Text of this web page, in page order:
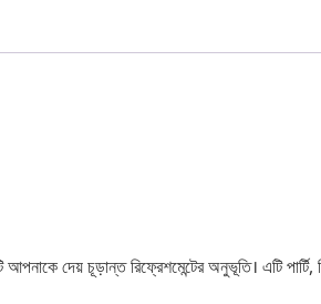
দেয় চূড়ান্ত রিফ্রেশমেন্টের অনুভূতি। এটি